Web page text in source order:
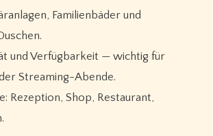
Familienbäder und
und Verfügbarkeit — wichtig für
Streaming-Abende.
Rezeption, Shop, Restaurant,